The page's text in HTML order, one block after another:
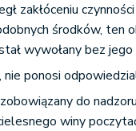
zakłóceniu
środków, ten
wywołany bez jego
ponosi
do
winy